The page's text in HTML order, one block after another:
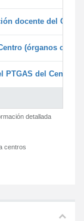
docente del
(órganos
PTGAS del Centro
detallada
centros